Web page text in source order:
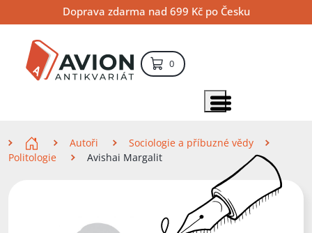
na
obsah
na
navigaci
na
vyhledávání
Doprava zdarma nad 699 Kč po Česku
0položek – košík
Zobrazit položky menu
Autoři
Sociologie a příbuzné vědy
Politologie
Avishai Margalit